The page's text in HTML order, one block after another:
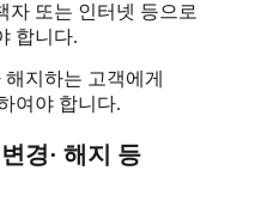
자 또는 인터넷 등으로
합니다.
지하는 고객에게
여야 합니다.
경· 해지 등